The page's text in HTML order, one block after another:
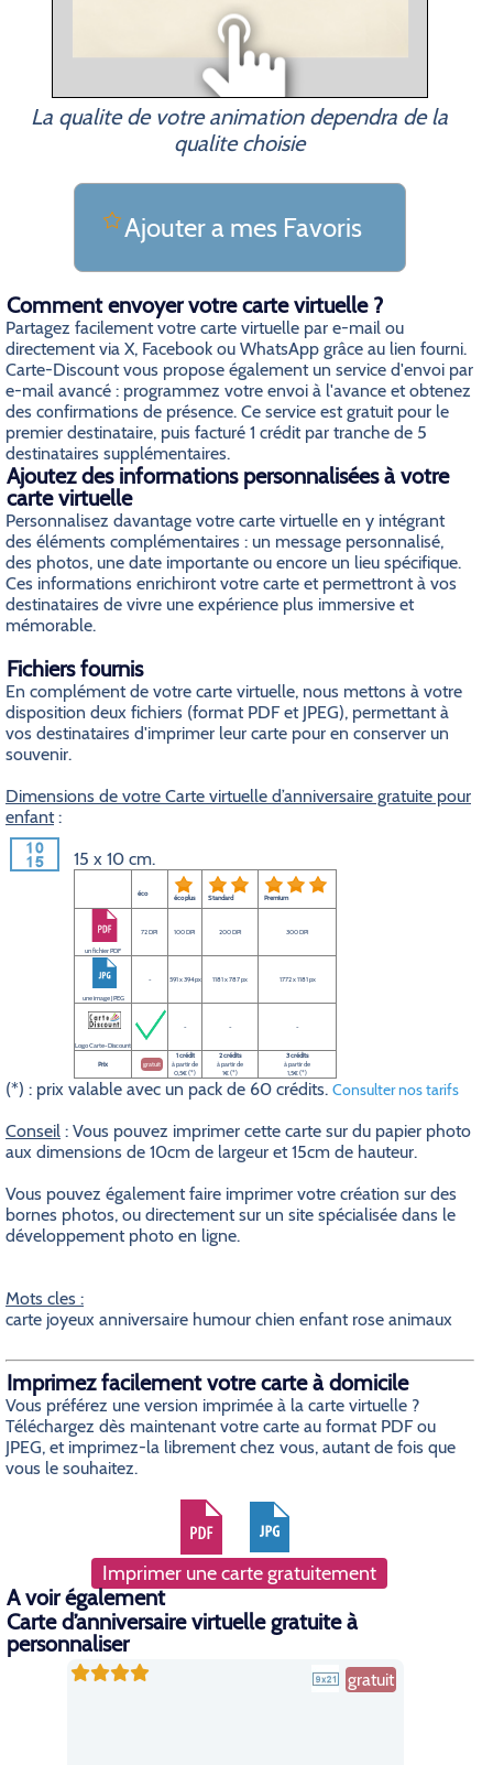
La qualite de votre animation dependra de la
qualite choisie
Ajouter a mes Favoris
Comment envoyer votre carte virtuelle ?
Partagez facilement votre carte virtuelle par e-mail ou
directement via X, Facebook ou WhatsApp grâce au lien fourni.
Carte-Discount vous propose également un service d'envoi par
e-mail avancé : programmez votre envoi à l'avance et obtenez
des confirmations de présence. Ce service est gratuit pour le
premier destinataire, puis facturé 1 crédit par tranche de 5
destinataires supplémentaires.
Ajoutez des informations personnalisées à votre
carte virtuelle
Personnalisez davantage votre carte virtuelle en y intégrant
des éléments complémentaires : un message personnalisé,
des photos, une date importante ou encore un lieu spécifique.
Ces informations enrichiront votre carte et permettront à vos
destinataires de vivre une expérience plus immersive et
mémorable.
Fichiers fournis
En complément de votre carte virtuelle, nous mettons à votre
disposition deux fichiers (format PDF et JPEG), permettant à
vos destinataires d'imprimer leur carte pour en conserver un
souvenir.
Dimensions de votre Carte virtuelle d’anniversaire gratuite pour
enfant:
15 x 10 cm.
éco éco plus Standard Premium
un fichier PDF
72 DPI 100 DPI 200 DPI 300 DPI
une image JPEG
- 591 x 394 px 1181 x 787 px 1772 x 1181 px
Logo Carte-Discount
- - -
Prix gratuit
1 crédit
à partir de
0,5€ (*)
2 crédits
à partir de
1€ (*)
3 crédits
à partir de
1,5€ (*)
(*) : prix valable avec un pack de 60 crédits. Consulter nos tarifs
Conseil : Vous pouvez imprimer cette carte sur du papier photo
aux dimensions de 10cm de largeur et 15cm de hauteur.
Vous pouvez également faire imprimer votre création sur des
bornes photos, ou directement sur un site spécialisée dans le
développement photo en ligne.
Mots cles :
carte joyeux anniversaire humour chien enfant rose animaux
Imprimez facilement votre carte à domicile
Vous préférez une version imprimée à la carte virtuelle ?
Téléchargez dès maintenant votre carte au format PDF ou
JPEG, et imprimez-la librement chez vous, autant de fois que
vous le souhaitez.
Imprimer une carte gratuitement
A voir également
Carte d’anniversaire virtuelle gratuite à
personnaliser
gratuit